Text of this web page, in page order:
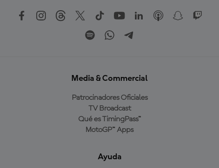
Media & Commercial
Patrocinadores Oficiales
TV Broadcast
Qué es TimingPass™
MotoGP™ Apps
Ayuda